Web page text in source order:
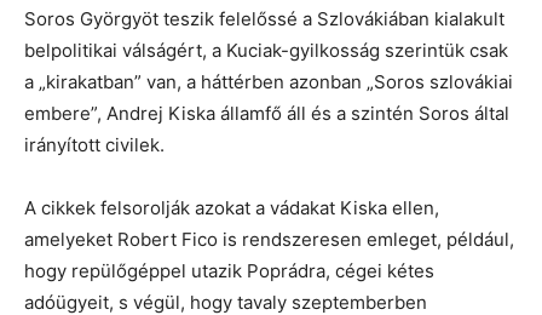
Soros Györgyöt teszik felelőssé a Szlovákiában kialakult
belpolitikai válságért, a Kuciak-gyilkosság szerintük csak
a „kirakatban” van, a háttérben azonban „Soros szlovákiai
embere”, Andrej Kiska államfő áll és a szintén Soros által
irányított civilek.
A cikkek felsorolják azokat a vádakat Kiska ellen,
amelyeket Robert Fico is rendszeresen emleget, például,
hogy repülőgéppel utazik Poprádra, cégei kétes
adóügyeit, s végül, hogy tavaly szeptemberben